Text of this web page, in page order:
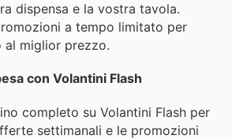
dispensa e la vostra tavola.
a tempo limitato per
miglior prezzo.
con Volantini Flash
completo su Volantini Flash per
settimanali e le promozioni